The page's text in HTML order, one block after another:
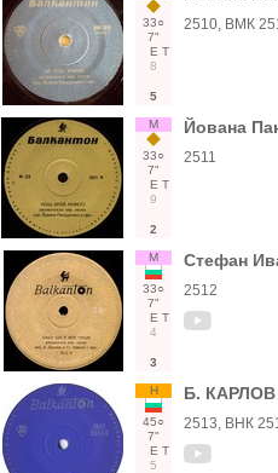
33○
7"
Е Т
8
5
2510, ВМК
М
33○
7"
Е Т
9
2
Йована
2511
М
33○
7"
Е Т
4
3
Стефан
2512
Н
45○
7"
Е Т
5
Б. КАРЛОВ
2513, ВНК